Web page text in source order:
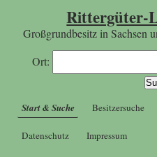
Rittergüter-
Großgrundbesitz in Sachsen
Ort:
Start & Suche Besitzersuche
Datenschutz Impressum